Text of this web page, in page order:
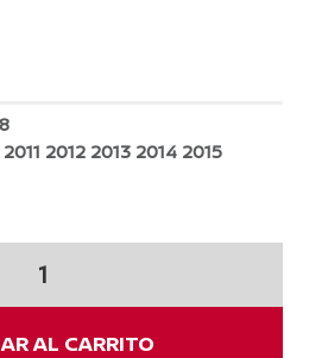
2012 2013 2014 2015
AL CARRITO